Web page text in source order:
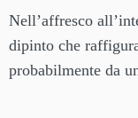
Nell’affresco
dipinto che
probabilmente da